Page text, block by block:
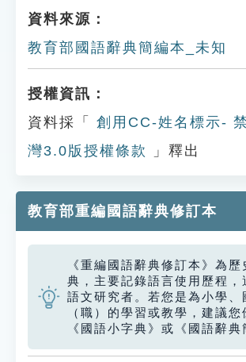
資料來源：
教育部國語辭典簡編本_未知
授權資訊：
資料採「
創用CC-姓名標示-
灣3.0版授權條款
」釋出
教育部重編國語辭典修訂本
《重編國語辭典修訂本》為歷
典，主要記錄語言使用歷程，
語文研究者。若您是為小學、
（職）的學習或教學，建議您
《國語小字典》或《國語辭典